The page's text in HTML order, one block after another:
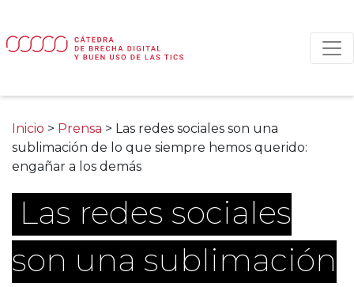
Main Navigation
Inicio > Prensa > Las redes sociales son una
sublimación de lo que siempre hemos querido:
engañar a los demás
Las redes sociales
son una sublimación